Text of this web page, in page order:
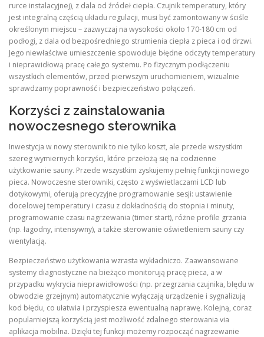
rurce instalacyjnej), z dala od źródeł ciepła. Czujnik temperatury, który
jest integralną częścią układu regulacji, musi być zamontowany w ściśle
określonym miejscu – zazwyczaj na wysokości około 170-180 cm od
podłogi, z dala od bezpośredniego strumienia ciepła z pieca i od drzwi.
Jego niewłaściwe umieszczenie spowoduje błędne odczyty temperatury
i nieprawidłową pracę całego systemu. Po fizycznym podłączeniu
wszystkich elementów, przed pierwszym uruchomieniem, wizualnie
sprawdzamy poprawność i bezpieczeństwo połączeń.
Korzyści z zainstalowania
nowoczesnego sterownika
Inwestycja w nowy sterownik to nie tylko koszt, ale przede wszystkim
szereg wymiernych korzyści, które przełożą się na codzienne
użytkowanie sauny. Przede wszystkim zyskujemy pełnię funkcji nowego
pieca. Nowoczesne sterowniki, często z wyświetlaczami LCD lub
dotykowymi, oferują precyzyjne programowanie sesji: ustawienie
docelowej temperatury i czasu z dokładnością do stopnia i minuty,
programowanie czasu nagrzewania (timer start), różne profile grzania
(np. łagodny, intensywny), a także sterowanie oświetleniem sauny czy
wentylacją.
Bezpieczeństwo użytkowania wzrasta wykładniczo. Zaawansowane
systemy diagnostyczne na bieżąco monitorują pracę pieca, a w
przypadku wykrycia nieprawidłowości (np. przegrzania czujnika, błędu w
obwodzie grzejnym) automatycznie wyłączają urządzenie i sygnalizują
kod błędu, co ułatwia i przyspiesza ewentualną naprawę. Kolejną, coraz
popularniejszą korzyścią jest możliwość zdalnego sterowania via
aplikacja mobilna. Dzięki tej funkcji możemy rozpocząć nagrzewanie